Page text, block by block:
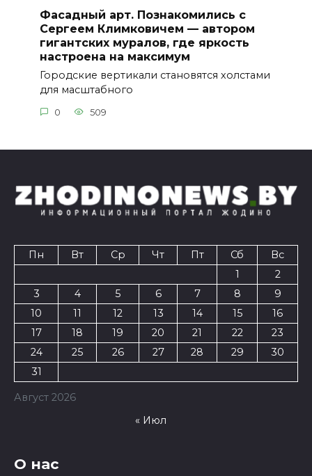
Фасадный арт. Познакомились с
Сергеем Климковичем — автором
гигантских муралов, где яркость
настроена на максимум
Городские вертикали становятся холстами
для масштабного
0 509
Август 2026
Пн Вт Ср Чт Пт Сб
Вс
1
2
3
4 5 6 7 8
9
10
11 12 13 14 15
16
17
18 19 20 21 22
23
24
25 26 27 28 29
30
31
« Июл
О нас